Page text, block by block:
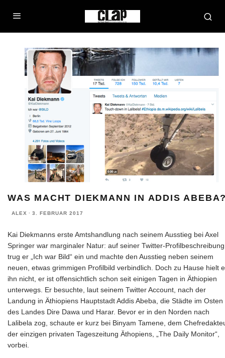
WAS MACHT DIEKMANN IN ADDIS
ALEX · 3. FEBRUAR 2017
Kai Diekmanns erste Amtshandlung nach seinem Ausstieg bei Axel
Springer war marginaler Natur: auf seiner Twitter-Profilbeschreibung
trug er „Ich war Bild“ ein und machte den Ausstieg neben seinem
neuen, etwas grimmigen Profilbild verbindlich. Doch zu Hause hielt
ihn nicht, er ist offensichtlich schon seit einigen Tagen in Äthiopien
unterwegs. Er besuchte, laut seinem Twitter Account, nach der
Landung in Äthiopiens Hauptstadt Addis Abeba, die Städte im Osten
des Landes Dire Dawa und Harar. Bevor er in den Norden nach
Lalibela zog, schaute er kurz bei Binyam Tamene, dem
der einzigen privaten Tageszeitung Äthopiens, „The Daily Monitor“,
vorbei.